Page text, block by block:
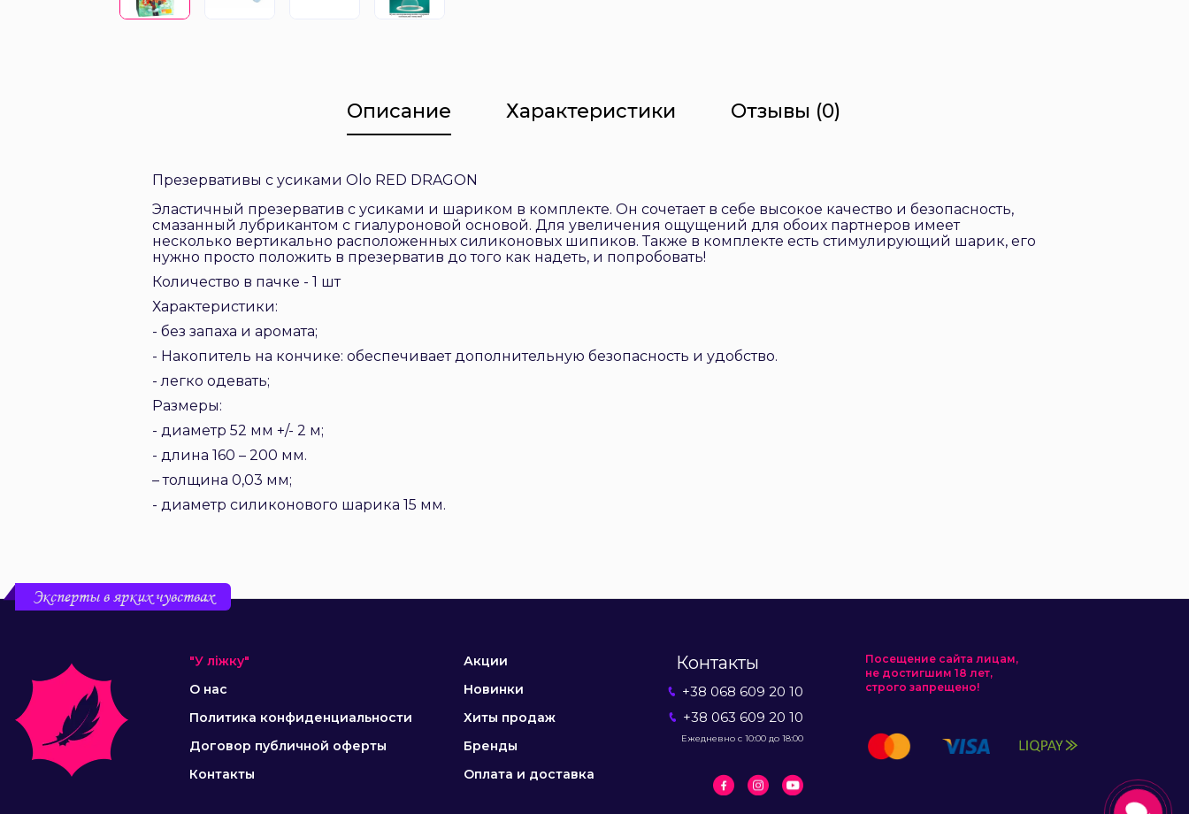
Описание Характеристики Отзывы (0)
Презервативы с усиками Olo RED DRAGON
Эластичный презерватив с усиками и шариком в комплекте. Он сочетает в себе высокое качество и безопасность,
смазанный лубрикантом с гиалуроновой основой. Для увеличения ощущений для обоих партнеров имеет
несколько вертикально расположенных силиконовых шипиков. Также в комплекте есть стимулирующий шарик, его
нужно просто положить в презерватив до того как надеть, и попробовать!
Количество в пачке - 1 шт
Характеристики:
- без запаха и аромата;
- Накопитель на кончике: обеспечивает дополнительную безопасность и удобство.
- легко одевать;
Размеры:
- диаметр 52 мм +/- 2 м;
- длина 160 – 200 мм.
– толщина 0,03 мм;
- диаметр силиконового шарика 15 мм.
Эксперты в ярких чувствах
"У ліжку"
О нас
Политика конфиденциальности
Договор публичной оферты
Контакты
Акции
Новинки
Хиты продаж
Бренды
Оплата и доставка
Контакты
+38 068 609 20 10
+38 063 609 20 10
Ежедневно с 10:00 до 18:00
Посещение сайта лицам,
не достигшим 18 лет,
строго запрещено!